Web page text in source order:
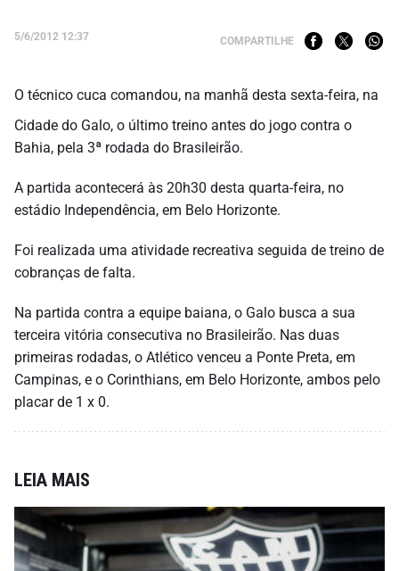
5/6/2012 12:37 COMPARTILHE
O técnico cuca comandou, na manhã desta sexta-feira, na
Cidade do Galo, o último treino antes do jogo contra o
Bahia, pela 3ª rodada do Brasileirão.
A partida acontecerá às 20h30 desta quarta-feira, no
estádio Independência, em Belo Horizonte.
Foi realizada uma atividade recreativa seguida de treino de
cobranças de falta.
Na partida contra a equipe baiana, o Galo busca a sua
terceira vitória consecutiva no Brasileirão. Nas duas
primeiras rodadas, o Atlético venceu a Ponte Preta, em
Campinas, e o Corinthians, em Belo Horizonte, ambos pelo
placar de 1 x 0.
LEIA MAIS